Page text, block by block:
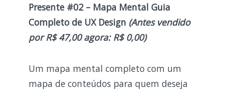
Presente #02 – Mapa Mental Guia
Completo de UX Design (Antes vendido
porR$ 47,00agora: R$ 0,00)
Um mapa mental completo com um
mapa de conteúdos para quem deseja